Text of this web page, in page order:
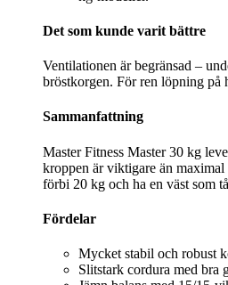
Det som kunde varit bättre
Ventilationen är begränsad –
bröstkorgen. För ren löpning på
Sammanfattning
Master Fitness Master 30 kg
kroppen är viktigare än
förbi 20 kg och ha en väst som
Fördelar
Mycket stabil och robust
Slitstark cordura med bra